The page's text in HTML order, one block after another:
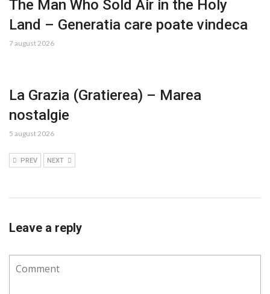
The Man Who Sold Air in the Holy
Land – Generatia care poate vindeca
7 august 2026
La Grazia (Gratierea) – Marea
nostalgie
5 august 2026
PREV NEXT
Leave a reply